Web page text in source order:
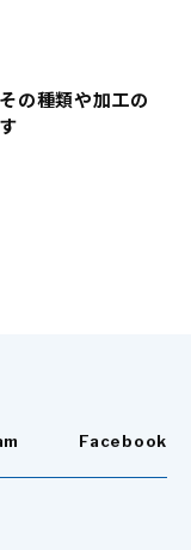
の種類や加工の
Facebook